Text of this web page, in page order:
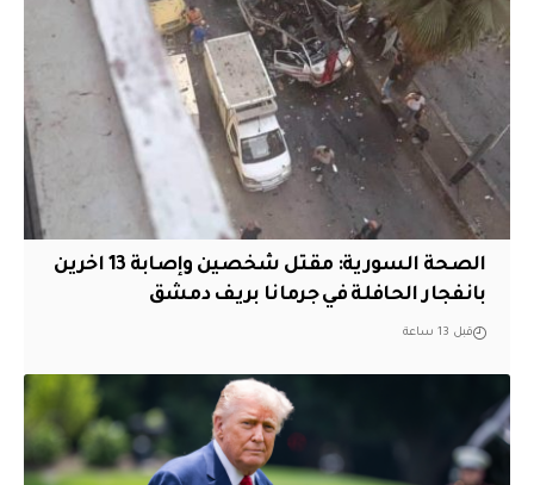
الصحة السورية: مقتل شخصين وإصابة 13 اخرين
بانفجار الحافلة في جرمانا بريف دمشق
قبل 13 ساعة